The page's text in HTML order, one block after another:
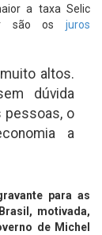
a taxa Selic
são os juros
altos.
dúvida
pessoas, o
a
para as
motivada,
de Michel